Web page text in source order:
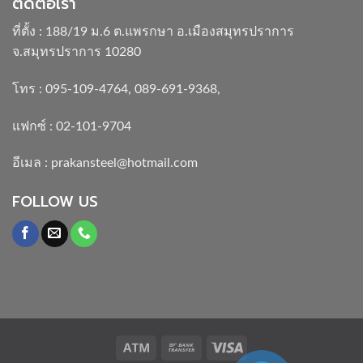
ที่ตั้ง : 188/19 ม.6 ต.แพรกษา อ.เมืองสมุทรปราการ
จ.สมุทรปราการ 10280
โทร : 095-109-4764, 089-691-9368,
แฟกซ์ : 02-101-9704
อีเมล : prakansteel@hotmail.com
FOLLOW US